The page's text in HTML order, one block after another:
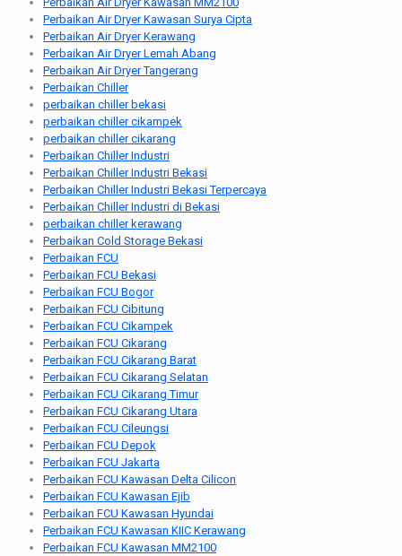
Perbaikan Air Dryer Kawasan Surya Cipta
Perbaikan Air Dryer Kerawang
Perbaikan Air Dryer Lemah Abang
Perbaikan Air Dryer Tangerang
Perbaikan Chiller
perbaikan chiller bekasi
perbaikan chiller cikampek
perbaikan chiller cikarang
Perbaikan Chiller Industri
Perbaikan Chiller Industri Bekasi
Perbaikan Chiller Industri Bekasi Terpercaya
Perbaikan Chiller Industri di Bekasi
perbaikan chiller kerawang
Perbaikan Cold Storage Bekasi
Perbaikan FCU
Perbaikan FCU Bekasi
Perbaikan FCU Bogor
Perbaikan FCU Cibitung
Perbaikan FCU Cikampek
Perbaikan FCU Cikarang
Perbaikan FCU Cikarang Barat
Perbaikan FCU Cikarang Selatan
Perbaikan FCU Cikarang Timur
Perbaikan FCU Cikarang Utara
Perbaikan FCU Cileungsi
Perbaikan FCU Depok
Perbaikan FCU Jakarta
Perbaikan FCU Kawasan Delta Cilicon
Perbaikan FCU Kawasan Ejib
Perbaikan FCU Kawasan Hyundai
Perbaikan FCU Kawasan KIIC Kerawang
Perbaikan FCU Kawasan MM2100